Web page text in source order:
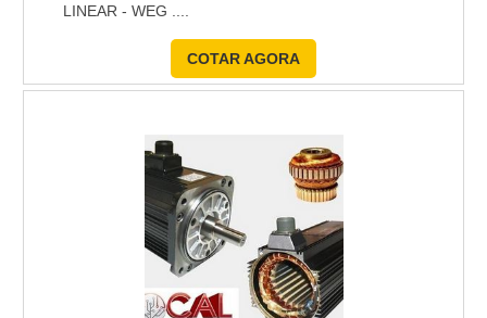
LINEAR - WEG ....
COTAR AGORA